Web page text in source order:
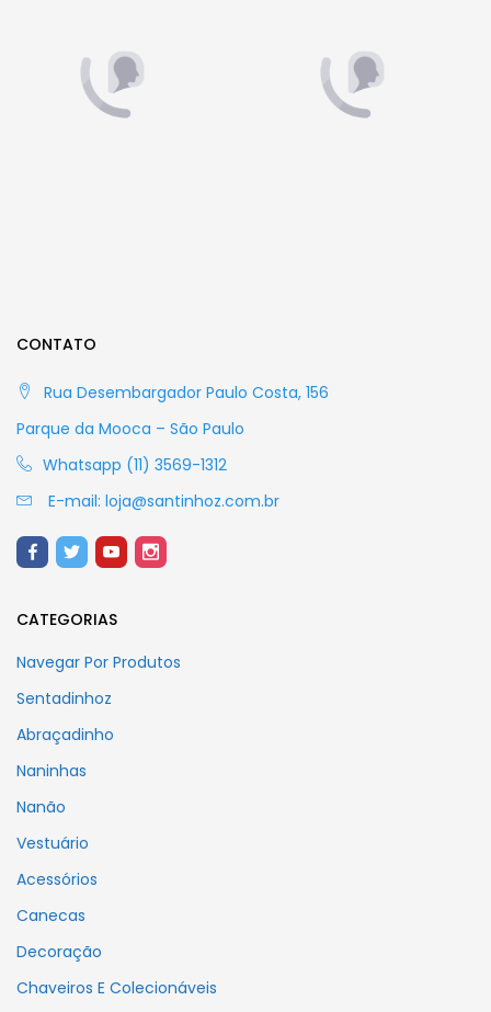
CONTATO
Rua Desembargador Paulo Costa, 156
Parque da Mooca – São Paulo
Whatsapp (11) 3569-1312
E-mail: loja@santinhoz.com.br
CATEGORIAS
Navegar Por Produtos
Sentadinhoz
Abraçadinho
Naninhas
Nanão
Vestuário
Acessórios
Canecas
Decoração
Chaveiros E Colecionáveis